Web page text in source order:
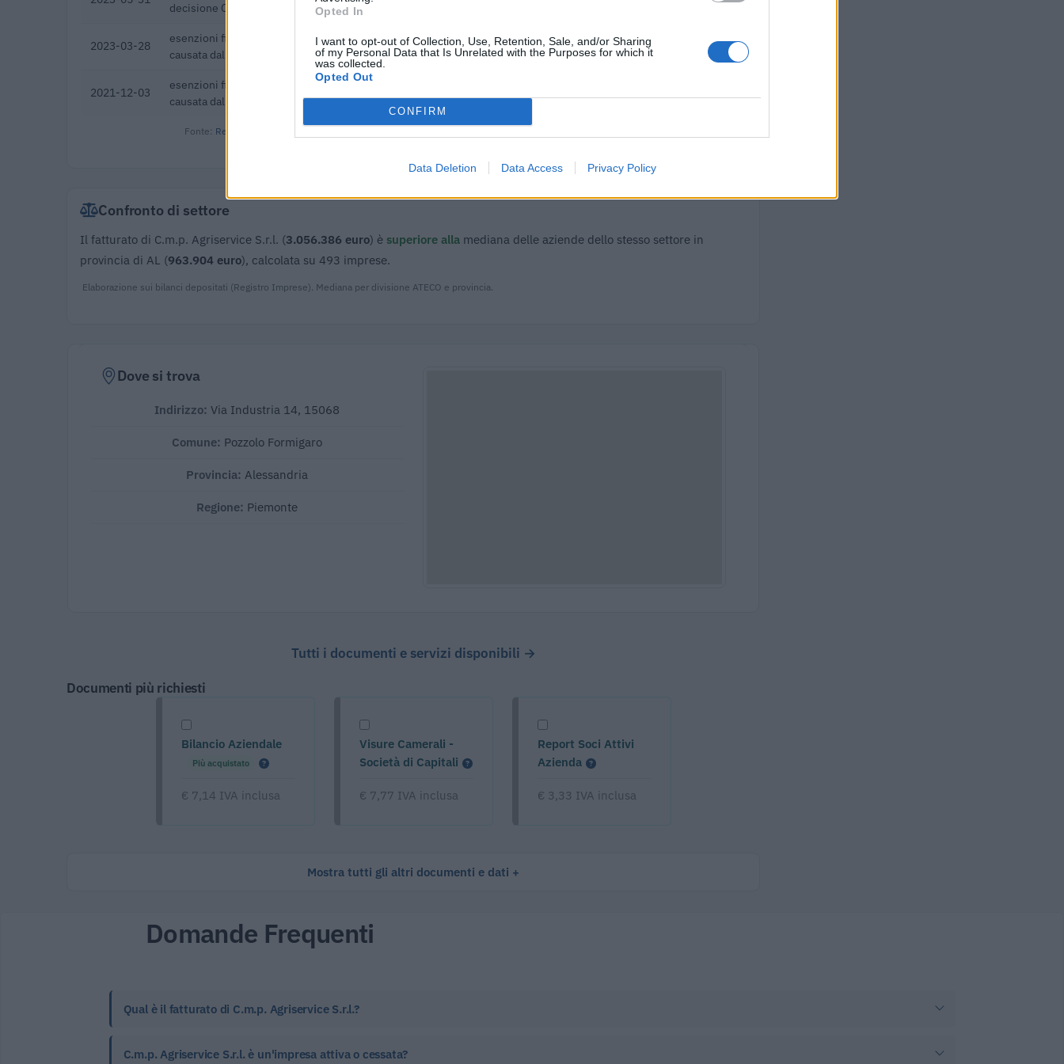
Opted In
I want to opt-out of Collection, Use, Retention, Sale, and/or Sharing
of my Personal Data that Is Unrelated with the Purposes for which it
was collected.
Opted Out
CONFIRM
Data Deletion Data Access Privacy Policy
decisione C(2022) 171 final) SA 101076)
2023-03-28
esenzioni fiscali e crediti d'imposta adottati a seguito della crisi economica
causata dall'epidemia di COVID-19 [con mo
agenzia delle
entrate
2.426 euro
2021-12-03
esenzioni fiscali e crediti d'imposta adottati a seguito della crisi economica
causata dall'epidemia di COVID-19 [con mo
entrate
Fonte: Registro Nazionale Aiuti di Stato (RNA)
Confronto di settore
Il fatturato di C.m.p. Agriservice S.r.l. (3.056.386 euro) è superiore alla mediana delle aziende dello stesso settore in
provincia di AL (963.904 euro), calcolata su 493 imprese.
Elaborazione sui bilanci depositati (Registro Imprese). Mediana per divisione ATECO e provincia.
Dove si trova
Indirizzo: Via Industria 14, 15068
Comune: Pozzolo Formigaro
Provincia:Alessandria
Regione: Piemonte
Tutti i documenti e servizi disponibili →
Documenti più richiesti
Bilancio Aziendale
Più acquistato
€ 7,14 IVA inclusa
Visure Camerali -
Società di Capitali
€ 7,77 IVA inclusa
Report Soci Attivi
Azienda
€ 3,33 IVA inclusa
Mostra tutti gli altri documenti e dati
Domande Frequenti
Qual è il fatturato di C.m.p. Agriservice S.r.l.?
C.m.p. Agriservice S.r.l. è un'impresa attiva o cessata?